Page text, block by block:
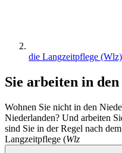
die Langzeitpflege
Sie arbeiten in
Wohnen Sie nicht in den
Niederlanden? Und arbeiten
sind Sie in der Regel nach
Langzeitpflege (Wlz